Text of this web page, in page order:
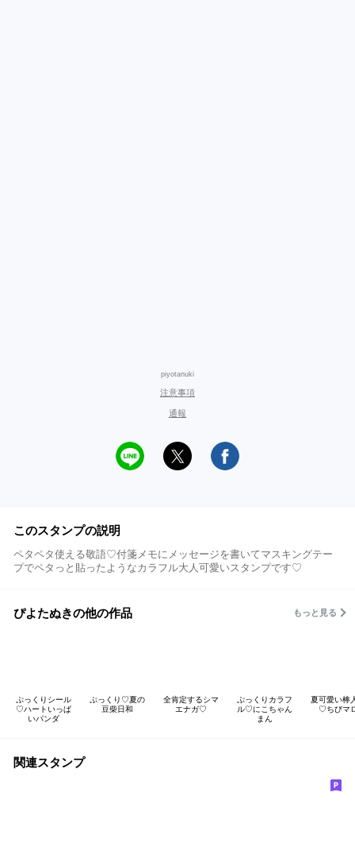
piyotanuki
注意事項
通報
このスタンプの説明
ペタペタ使える敬語♡付箋メモにメッセージを書いてマスキングテー
プでペタっと貼ったようなカラフル大人可愛いスタンプです♡
ぴよたぬきの他の作品 もっと見る
ぷっくりシール
♡ハートいっぱ
いパンダ
ぷっくり♡夏の
豆柴日和
全肯定するシマ
エナガ♡
ぷっくりカラフ
ル♡にこちゃん
まん
夏可愛い棒
♡ちびマ
関連スタンプ